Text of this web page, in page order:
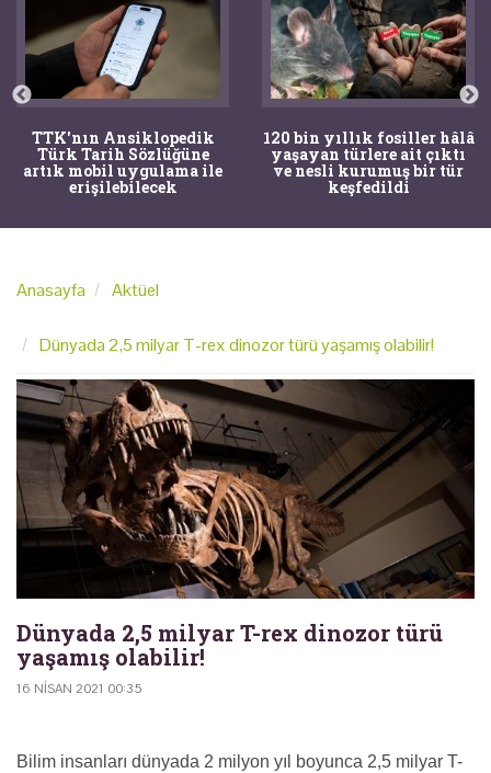
TTK'nın Ansiklopedik
Türk Tarih Sözlüğüne
artık mobil uygulama ile
erişilebilecek
120 bin yıllık fosiller hâlâ
yaşayan türlere ait çıktı
ve nesli kurumuş bir tür
keşfedildi
Anasayfa Aktüel
Dünyada 2,5 milyar T-rex dinozor türü yaşamış olabilir!
Dünyada 2,5 milyar T-rex dinozor türü
yaşamış olabilir!
16 NISAN 2021 00:35
Bilim insanları dünyada 2 milyon yıl boyunca 2,5 milyar T-